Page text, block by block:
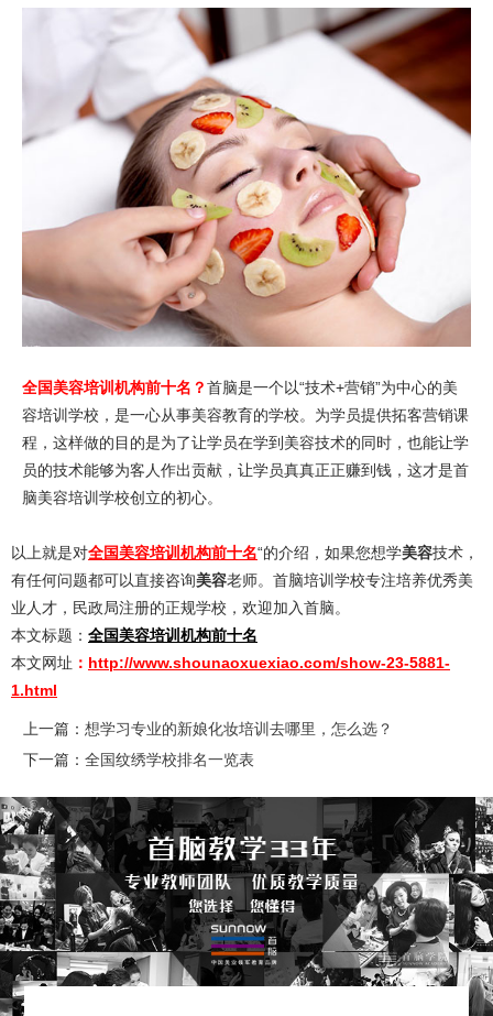
全国美容培训机构前十名？首脑是一个以“技术+营销”为中心的美
容培训学校，是一心从事美容教育的学校。为学员提供拓客营销课
程，这样做的目的是为了让学员在学到美容技术的同时，也能让学
员的技术能够为客人作出贡献，让学员真真正正赚到钱，这才是首
脑美容培训学校创立的初心。
以上就是对全国美容培训机构前十名“的介绍，如果您想学美容技术，
有任何问题都可以直接咨询美容老师。首脑培训学校专注培养优秀美
业人才，民政局注册的正规学校，欢迎加入首脑。
本文标题： 全国美容培训机构前十名
本文网址 ： http://www.shounaoxuexiao.com/show-23-5881-
1.html
上一篇： 想学习专业的新娘化妆培训去哪里，怎么选？
下一篇： 全国纹绣学校排名一览表